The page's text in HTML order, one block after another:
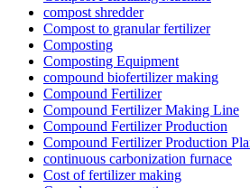
compost shredder
Compost to granular fertilizer
Composting
Composting Equipment
compound biofertilizer making
Compound Fertilizer
Compound Fertilizer Making Line
Compound Fertilizer Production
Compound Fertilizer Production
continuous carbonization furnace
Cost of fertilizer making